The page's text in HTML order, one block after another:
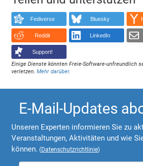
Fediverse Bluesky
Reddit LinkedIn
Support!
Einige Dienste könnten Freie-Software-unfreundlich
verletzen.Mehr darüber.
E-Mail-Updates
Unseren Experten informieren Sie zu
Veranstaltungen, Aktivitäten und wie
können. (Datenschutzrichtlinie)